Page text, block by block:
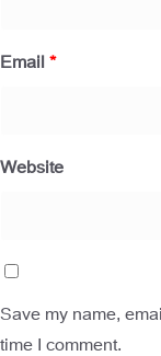
Email*
Website
Save my name,
time I comment.